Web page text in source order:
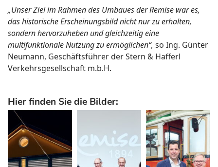
„Unser Ziel im Rahmen des Umbaues der Remise war es,
das historische Erscheinungsbild nicht nur zu erhalten,
sondern hervorzuheben und gleichzeitig eine
multifunktionale Nutzung zu ermöglichen“, so Ing. Günter
Neumann, Geschäftsführer der Stern & Hafferl
Verkehrsgesellschaft m.b.H.
Hier finden Sie die Bilder: